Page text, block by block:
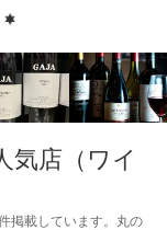
気店（ワイ
掲載しています。丸の